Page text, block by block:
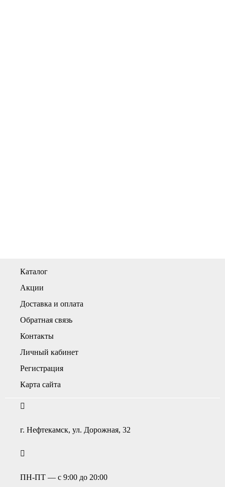
Каталог
Акции
Доставка и оплата
Обратная связь
Контакты
Личный кабинет
Регистрация
Карта сайта
г. Нефтекамск, ул. Дорожная, 32
ПН-ПТ — с 9:00 до 20:00